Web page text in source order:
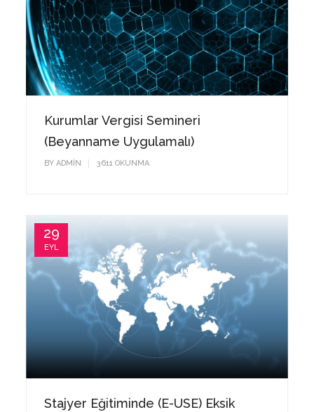
Kurumlar Vergisi Semineri
(Beyanname Uygulamalı)
BYADMIN 3613 OKUNMA
29
EYL
Stajyer Eğitiminde (e-USE) Eksik